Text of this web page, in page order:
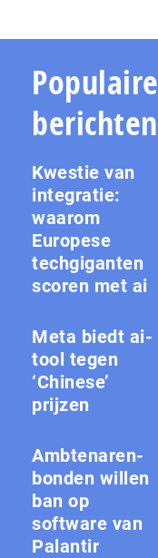
Populaire
berichten
Kwestie van
integratie:
waarom
Europese
techgiganten
scoren met ai
Meta biedt ai-
tool tegen
‘Chinese’
prijzen
Amb­te­na­ren­
bon­den willen
ban op
software van
Palantir